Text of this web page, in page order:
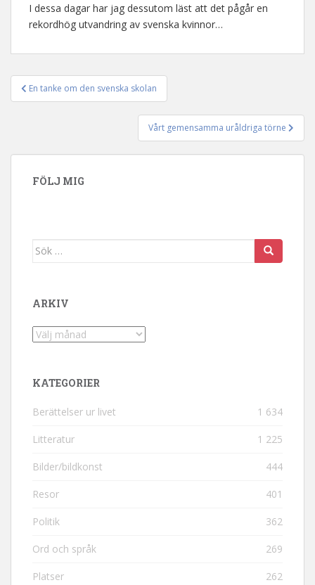
I dessa dagar har jag dessutom läst att det pågår en
rekordhög utvandring av svenska kvinnor…
Inläggsnavigering
En tanke om den svenska skolan
Vårt gemensamma uråldriga törne
FÖLJ MIG
Sök efter:
ARKIV
Arkiv
KATEGORIER
Berättelser ur livet 1 634
Litteratur 1 225
Bilder/bildkonst 444
Resor 401
Politik 362
Ord och språk 269
Platser 262